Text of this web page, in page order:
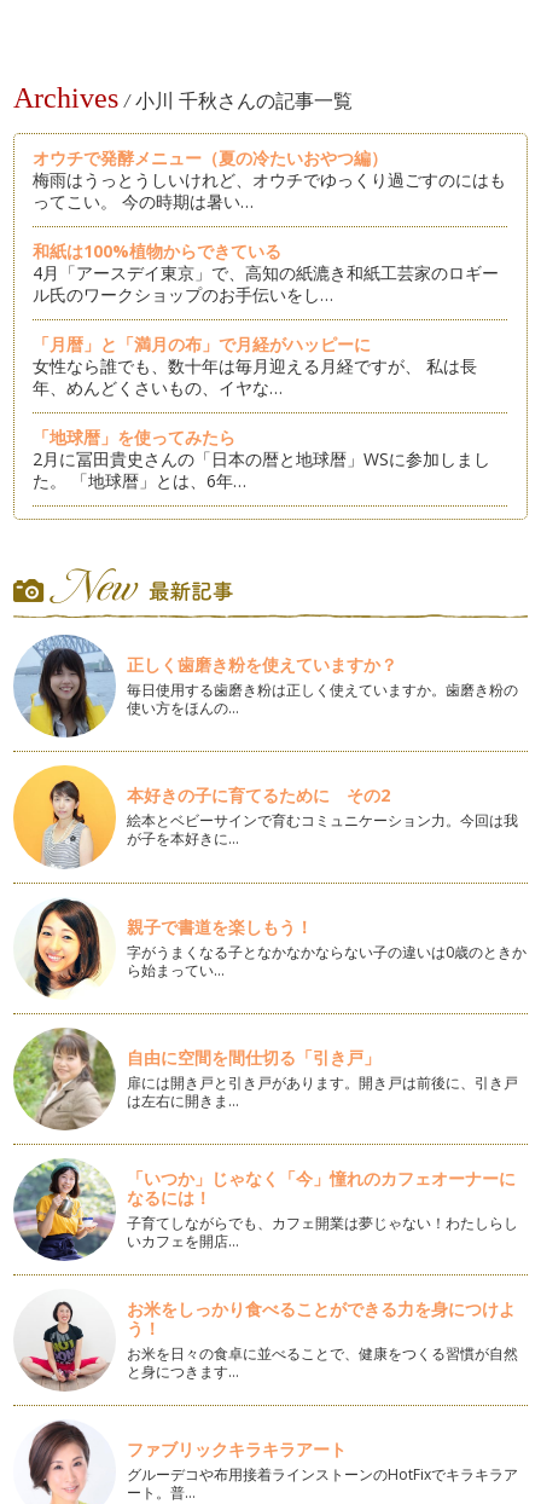
Archives / 小川 千秋さんの記事一覧
オウチで発酵メニュー（夏の冷たいおやつ編）
梅雨はうっとうしいけれど、オウチでゆっくり過ごすのにはも
ってこい。 今の時期は暑い…
和紙は100%植物からできている
4月「アースデイ東京」で、高知の紙漉き和紙工芸家のロギー
ル氏のワークショップのお手伝いをし…
「月暦」と「満月の布」で月経がハッピーに
女性なら誰でも、数十年は毎月迎える月経ですが、 私は長
年、めんどくさいもの、イヤな…
「地球暦」を使ってみたら
2月に冨田貴史さんの「日本の暦と地球暦」WSに参加しまし
た。 「地球暦」とは、6年…
ざいます。今年もどうぞ…
レモングラスで草木染め
昨年「最終回」と書きましたが、これからは月1回のペースで
再開させていただくことになりました…
ブルームーンに寄せて
ブルームーンって言っても月が青くなるわけではありません。
1ヵ月に2回満月がある時…
自宅で水中出産したときのこと
一人息子は自宅で水中出産したんです。 今回はその時のこと
を思い出してみようと思いま…
ヘルシースイーツ！「つきよみ手作りジェラート」
暑い夏も本番。 やっぱり、アイスクリームが食べたくなりま
す。 でも市販のア…
土用の「鰻もどき」
「土用の丑の日」って鰻やさんが大混雑…
愛の循環、スキンシップを再び...
先週、伊豆大島にて「新世やまとなでしこ研究会」の「フォト
ンクリスタルセラピストセミナー」を…
ヘンプオイルでヘルシー＆ビューティー
以前も「ヘンプ生活」の記事を掲載させて頂きましたが、その
後も着々と「ヘンプ（麻）」の情報を…
カンタン手作り！「梅の酵素ドリンク」
6月10日は暦の上では「梅雨入り」です。 文字通り、「梅仕
事」の季節です。 …
月経血コントロール＆布ナプって快適！
月経は「メンス」とも呼ばれますが、その語源はラテン語で月
を現す「menses」だそうです。…
5月21日の新月は金環日食！
話題の「金環日食」は、西暦5月21日（月）。旧暦では4月
1…
正しく歯磨き粉を使えていますか？
毎日使用する歯磨き粉は正しく使えていますか。歯磨き粉の
使い方をほんの…
本好きの子に育てるために その2
絵本とベビーサインで育むコミュニケーション力。今回は我
が子を本好きに…
親子で書道を楽しもう！
字がうまくなる子となかなかならない子の違いは0歳のときか
ら始まってい…
自由に空間を間仕切る「引き戸」
扉には開き戸と引き戸があります。開き戸は前後に、引き戸
は左右に開きま…
「いつか」じゃなく「今」憧れのカフェオーナーに
なるには！
子育てしながらでも、カフェ開業は夢じゃない！わたしらし
いカフェを開店…
お米をしっかり食べることができる力を身につけよ
う！
お米を日々の食卓に並べることで、健康をつくる習慣が自然
と身につきます…
ファブリックキラキラアート
グルーデコや布用接着ラインストーンのHotFixでキラキラア
ート。普…